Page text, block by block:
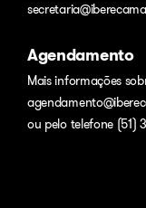
Agendamento
Mais informações
ou pelo telefone (51)